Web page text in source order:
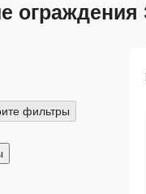
ограждения
фильтры